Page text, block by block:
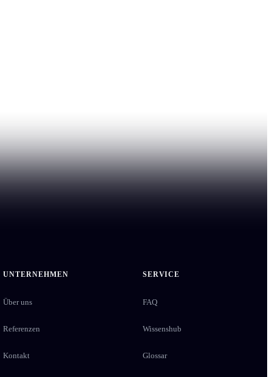
UNTERNEHMEN
Über uns
Referenzen
Kontakt
SERVICE
FAQ
Wissenshub
Glossar